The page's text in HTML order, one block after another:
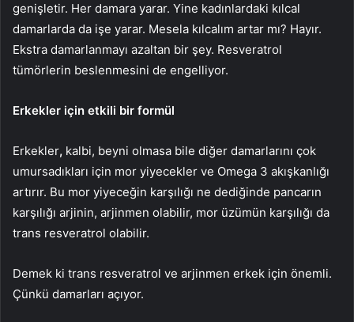
genişletir. Her damara yarar. Yine kadınlardaki kılcal
damarlarda da işe yarar. Mesela kılcalım artar mı? Hayır.
Ekstra damarlanmayı azaltan bir şey. Resveratrol
tümörlerin beslenmesini de engelliyor.
Erkekler için etkili bir formül
Erkekler, kalbi, beyni olmasa bile diğer damarlarını çok
umursadıkları için mor yiyecekler ve Omega 3 akışkanlığı
artırır. Bu mor yiyeceğin karşılığı ne dediğinde pancarın
karşılığı arjinin, arjinmen olabilir, mor üzümün karşılığı da
trans resveratrol olabilir.
Demek ki trans resveratrol ve arjinmen erkek için önemli.
Çünkü damarları açıyor.